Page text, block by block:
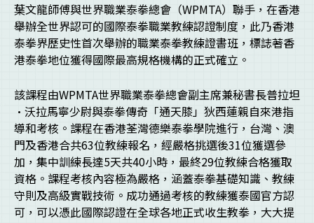
葉文龍師傅與世界職業泰拳總會（WPMTA）聯手，在香港
舉辦全世界認可的國際泰拳職業教練認證制度，此乃香港
泰拳界歷史性首次舉辦的職業泰拳教練證書班，標誌著香
港泰拳地位獲得國際最高規格機構的正式確立。
該課程由WPMTA世界職業泰拳總會副主席兼秘書長普拉坦
·沃拉馬寧少尉與泰拳傳奇「通天膝」狄西蓮親自來港指
導和考核。課程在香港荃灣德樂泰拳學院進行，台灣、澳
門及香港合共63位教練報名，經嚴格挑選後31位獲選參
加，集中訓練長達5天共40小時，最終29位教練合格獲取
資格。課程考核內容極為嚴格，涵蓋泰拳基礎知識、教練
守則及高級實戰技術。成功通過考核的教練獲泰國官方認
可，可以憑此國際認證在全球各地正式收生教拳，大大提